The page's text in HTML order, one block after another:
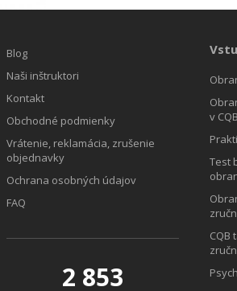
Blog
Naši inštruktori
Kontakt
Obchodné podmienky
Vrátenie, reklamácia, zrušenie
objednavky
Ochrana osobných údajov
FAQ
2 853
v
Test
CQB